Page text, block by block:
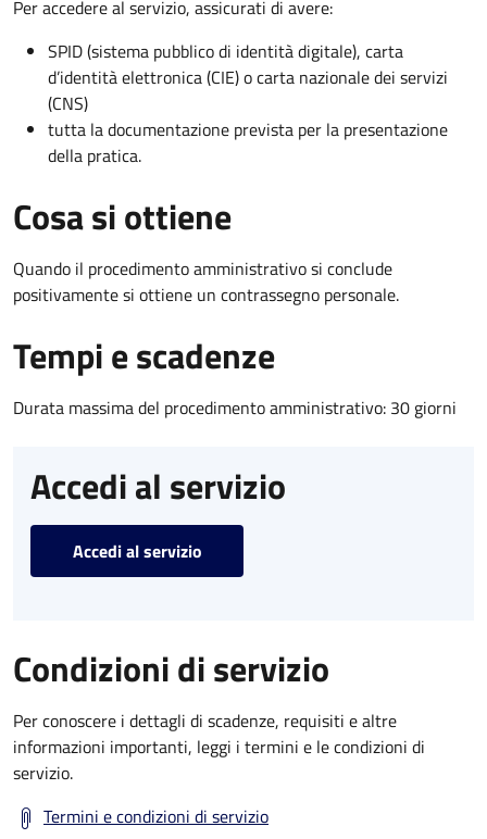
Per accedere al servizio, assicurati di avere:
SPID (sistema pubblico di identità digitale), carta
d’identità elettronica (CIE) o carta nazionale dei servizi
(CNS)
tutta la documentazione prevista per la presentazione
della pratica.
Cosa si ottiene
Quando il procedimento amministrativo si conclude
positivamente si ottiene un contrassegno personale.
Tempi e scadenze
Durata massima del procedimento amministrativo: 30 giorni
Accedi al servizio
Accedi al servizio
Condizioni di servizio
Per conoscere i dettagli di scadenze, requisiti e altre
informazioni importanti, leggi i termini e le condizioni di
servizio.
Termini e condizioni di servizio